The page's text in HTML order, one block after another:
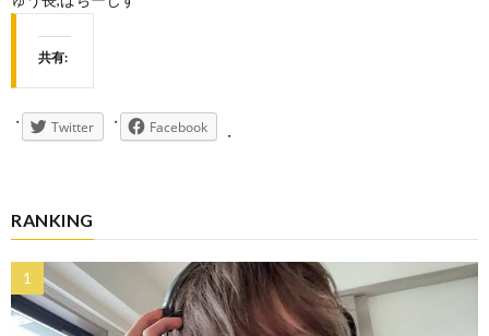
共有:
Twitter Facebook
RANKING